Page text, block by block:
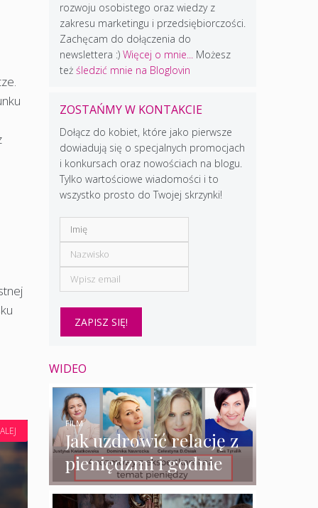
rozwoju osobistego oraz wiedzy z
zakresu marketingu i przedsiębiorczości.
Zachęcam do dołączenia do
newslettera :) Więcej o mnie...Możesz
też śledzić mnie na Bloglovin
ZOSTAŃMY W KONTAKCIE
Dołącz do kobiet, które jako pierwsze
dowiadują się o specjalnych promocjach
i konkursach oraz nowościach na blogu.
Tylko wartościowe wiadomości i to
wszystko prosto do Twojej skrzynki!
WIDEO
Jak uzdrowić relację z
pieniędzmi i godnie
zarabiać? – 4
FILM